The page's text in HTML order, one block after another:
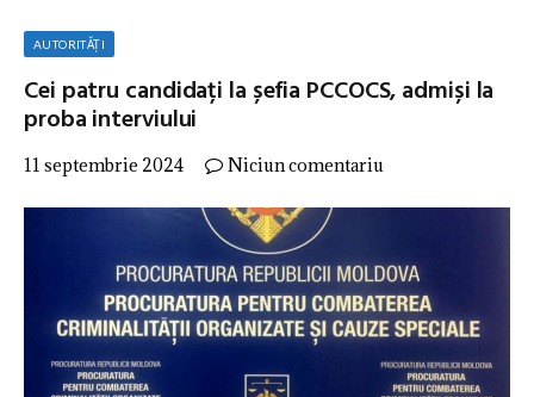
AUTORITĂȚI
Cei patru candidați la șefia PCCOCS, admiși la
proba interviului
11 septembrie 2024 Niciun comentariu